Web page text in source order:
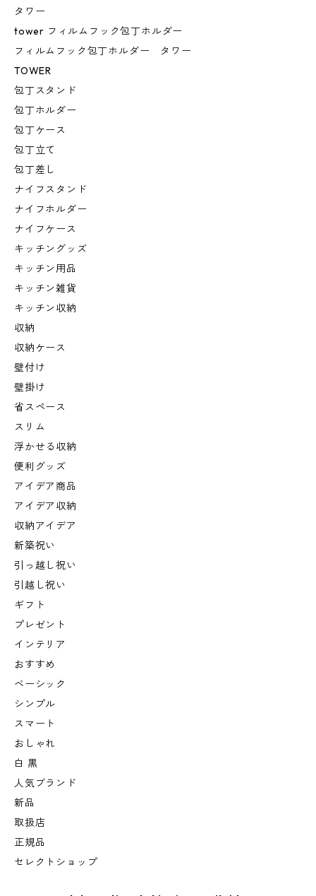
タワー
tower フィルムフック包丁ホルダー
フィルムフック包丁ホルダー タワー
TOWER
包丁スタンド
包丁ホルダー
包丁ケース
包丁立て
包丁差し
ナイフスタンド
ナイフホルダー
ナイフケース
キッチングッズ
キッチン用品
キッチン雑貨
キッチン収納
収納
収納ケース
壁付け
壁掛け
省スペース
スリム
浮かせる収納
便利グッズ
アイデア商品
アイデア収納
収納アイデア
新築祝い
引っ越し祝い
引越し祝い
ギフト
プレゼント
インテリア
おすすめ
ベーシック
シンプル
スマート
おしゃれ
白 黒
人気ブランド
新品
取扱店
正規品
セレクトショップ